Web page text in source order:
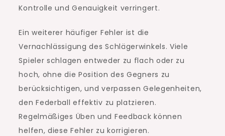
Kontrolle und Genauigkeit verringert.
Ein weiterer häufiger Fehler ist die
Vernachlässigung des Schlägerwinkels. Viele
Spieler schlagen entweder zu flach oder zu
hoch, ohne die Position des Gegners zu
berücksichtigen, und verpassen Gelegenheiten,
den Federball effektiv zu platzieren.
Regelmäßiges Üben und Feedback können
helfen, diese Fehler zu korrigieren.